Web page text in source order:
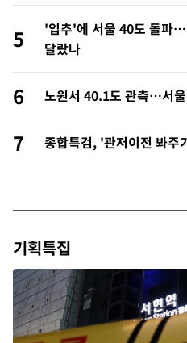
5
'입추'에 서울 40도 돌파
달랐나
6 노원서 40.1도 관측…서
7 종합특검, '관저이전 봐주
기획특집